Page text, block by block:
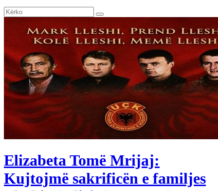
Elizabeta Tomë Mrijaj:
Kujtojmë sakrificën e familjes